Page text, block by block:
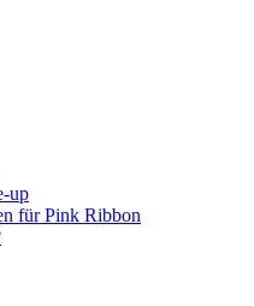
up
für Pink Ribbon